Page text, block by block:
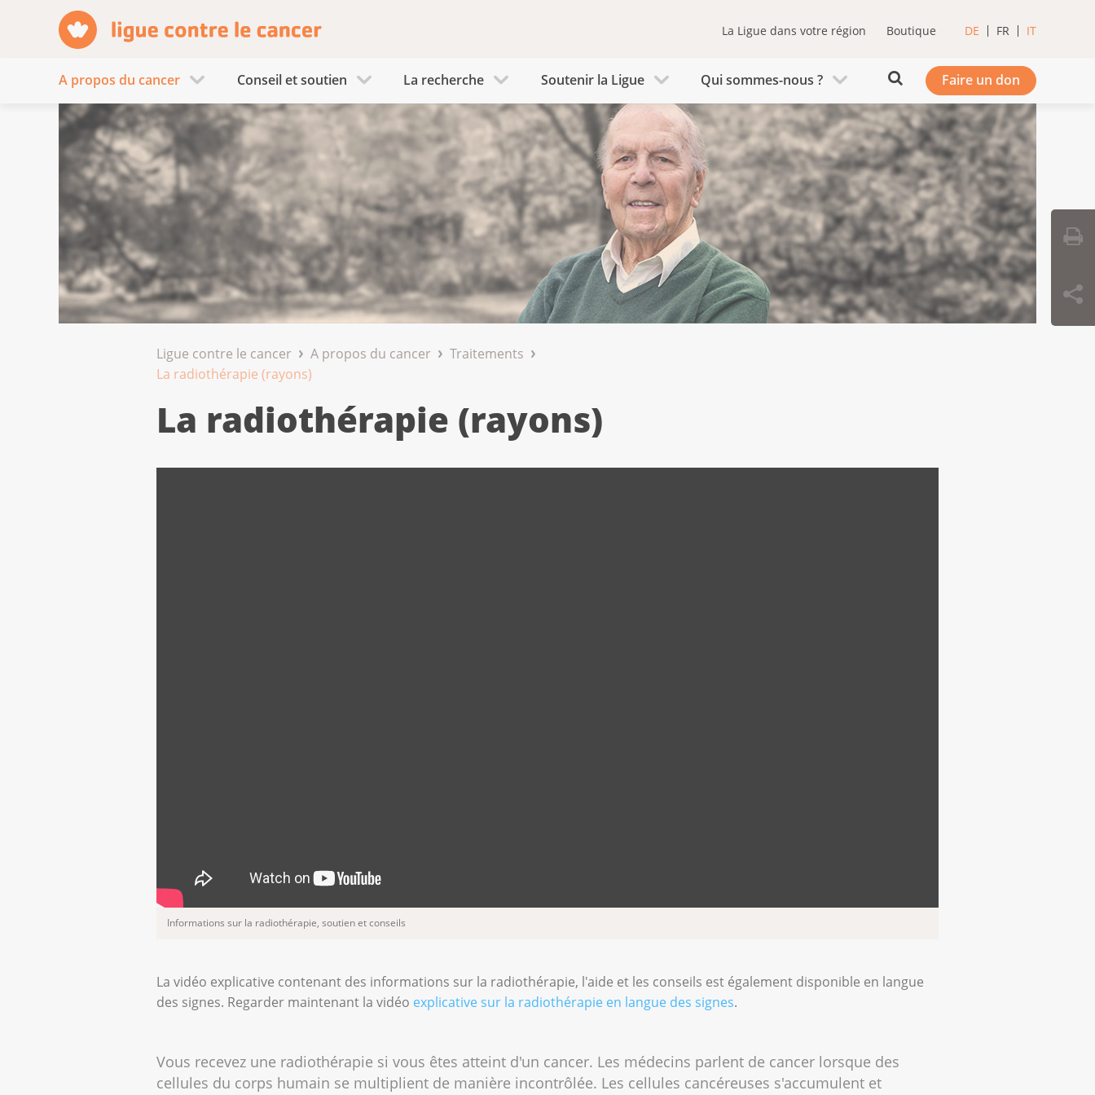
La Ligue dans votre région Boutique DE FR IT
A propos du cancer Conseil et soutien La recherche Soutenir la Ligue Qui sommes-nous ? Faire un don
Ligue contre le cancer A propos du cancer
Traitements
La radiothérapie (rayons)
La radiothérapie (rayons)
Informations sur la radiothérapie, soutien et conseils
La vidéo explicative contenant des informations sur la radiothérapie, l'aide et les conseils est également disponible en langue
des signes. Regarder maintenant la vidéo explicative sur la radiothérapie en langue des signes.
Vous recevez une radiothérapie si vous êtes atteint d'un cancer. Les médecins parlent de cancer lorsque des
cellules du corps humain se multiplient de manière incontrôlée. Les cellules cancéreuses s'accumulent et